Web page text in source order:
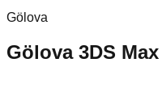
Gölova
Gölova 3DS